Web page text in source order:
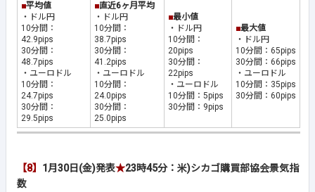
■平均値
・ドル円
10分間：
42.9pips
30分間：
48.7pips
・ユーロドル
10分間：
24.7pips
30分間：
29.5pips
■直近6ヶ月平均
・ドル円
10分間：
38.7pips
30分間：
41.2pips
・ユーロドル
10分間：
24.0pips
30分間：
25.0pips
■最小値
・ドル円
10分間：
20pips
30分間：
22pips
・ユーロドル
10分間：5pips
30分間：9pips
■最大値
・ドル円
10分間：65pips
30分間：66pips
・ユーロドル
10分間：35pips
30分間：60pips
【8】 1月30日(金)発表★23時45分：米)シカゴ購買部協会景気指
数